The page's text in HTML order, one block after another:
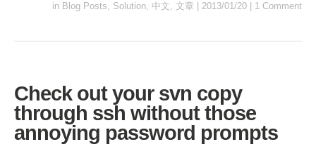
in Blog Posts, Solution, 中文, 文章 2013/01/20 1 Comment
Check out your svn copy
through ssh without those
annoying password prompts